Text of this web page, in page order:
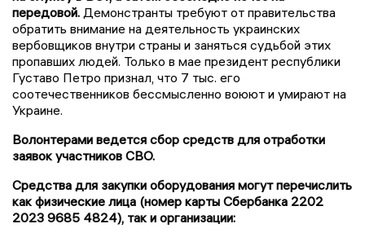
передовой. Демонстранты требуют от правительства
обратить внимание на деятельность украинских
вербовщиков внутри страны и заняться судьбой этих
пропавших людей. Только в мае президент республики
Густаво Петро признал, что 7 тыс. его
соотечественников бессмысленно воюют и умирают на
Украине.
Волонтерами ведется сбор средств для отработки
заявок участников СВО.
Средства для закупки оборудования могут перечислить
как физические лица (номер карты Сбербанка 2202
2023 9685 4824), так и организации: